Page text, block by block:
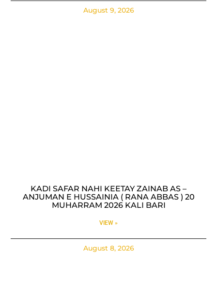
August 9, 2026
KADI SAFAR NAHI KEETAY ZAINAB AS –
ANJUMAN E HUSSAINIA ( RANA ABBAS ) 20
MUHARRAM 2026 KALI BARI
VIEW »
August 8, 2026